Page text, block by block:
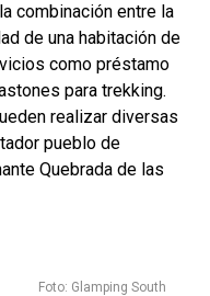
combinación entre la
de una habitación de
como préstamo
para trekking.
realizar diversas
pueblo de
Quebrada de las
Foto: Glamping South